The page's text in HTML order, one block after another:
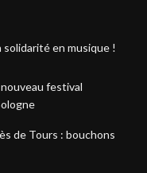
solidarité en musique !
festival
de Tours : bouchons